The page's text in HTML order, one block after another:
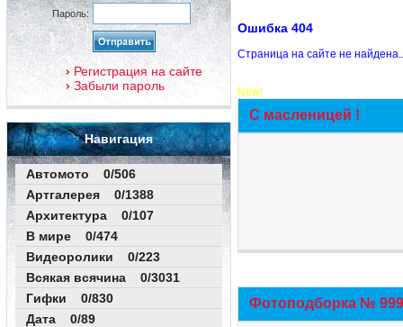
Пароль:
Регистрация на сайте
Забыли пароль
Навигация
Автомото 0/506
Артгалерея 0/1388
Архитектура 0/107
В мире 0/474
Видеоролики 0/223
Всякая всячина 0/3031
Гифки 0/830
Дата 0/89
Ошибка 404
Страница на сайте не
New!
С масленицей !
Фотоподборка №